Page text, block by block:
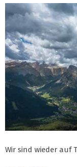
Wir sind wieder auf